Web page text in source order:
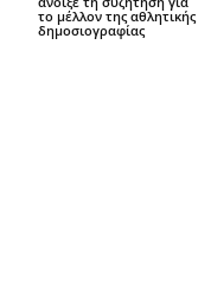
το μέλλον της αθλητικής
δημοσιογραφίας